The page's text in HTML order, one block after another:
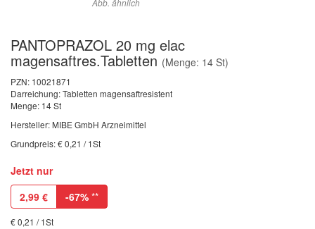
Abb. ähnlich
PANTOPRAZOL 20 mg elac
magensaftres.Tabletten (Menge: 14 St)
PZN: 10021871
Darreichung: Tabletten magensaftresistent
Menge: 14 St
Hersteller: MIBE GmbH Arzneimittel
Grundpreis: € 0,21 / 1St
Jetzt nur
2,99 € -67% **
€ 0,21 / 1St